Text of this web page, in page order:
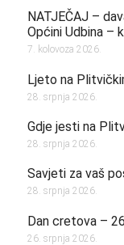
NATJEČAJ –
Općini Udbina –
7. kolovoza 2026.
Ljeto na
28. srpnja 2026.
Gdje jesti na
28. srpnja 2026.
Savjeti za vaš
28. srpnja 2026.
Dan cretova –
26. srpnja 2026.